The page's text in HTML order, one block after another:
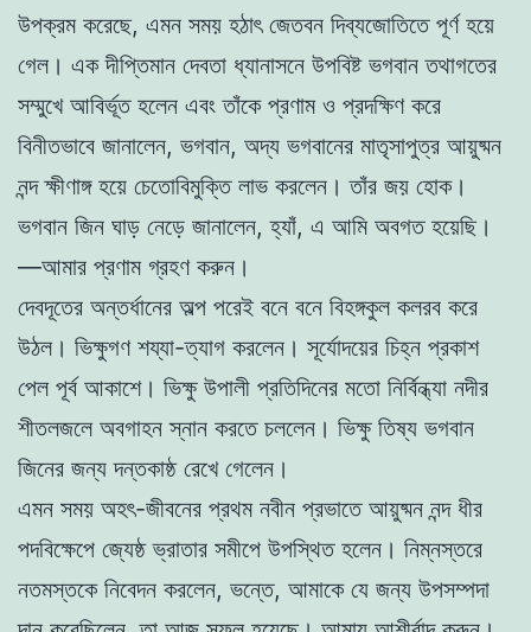
উপক্রম করেছে, এমন সময় হঠাৎ জেতবন দিব্যজোতিতে পূর্ণ হয়ে
গেল। এক দীপ্তিমান দেবতা ধ্যানাসনে উপবিষ্ট ভগবান তথাগতের
সম্মুখে আবির্ভূত হলেন এবং তাঁকে প্রণাম ও প্রদক্ষিণ করে
বিনীতভাবে জানালেন, ভগবান, অদ্য ভগবানের মাতৃসাপুত্র আয়ুষ্মন
নন্দ ক্ষীণাঙ্গ হয়ে চেতোবিমুক্তি লাভ করলেন। তাঁর জয় হোক।
ভগবান জিন ঘাড় নেড়ে জানালেন, হ্যাঁ, এ আমি অবগত হয়েছি।
—আমার প্রণাম গ্রহণ করুন।
দেবদূতের অন্তর্ধানের অল্প পরেই বনে বনে বিহঙ্গকুল কলরব করে
উঠল। ভিক্ষুগণ শয্যা-ত্যাগ করলেন। সূর্যোদয়ের চিহ্ন প্রকাশ
পেল পূর্ব আকাশে। ভিক্ষু উপালী প্রতিদিনের মতো নির্বিন্ধ্যা নদীর
শীতলজলে অবগাহন স্নান করতে চললেন। ভিক্ষু তিষ্য ভগবান
জিনের জন্য দন্তকাষ্ঠ রেখে গেলেন।
এমন সময় অহৎ-জীবনের প্রথম নবীন প্রভাতে আয়ুষ্মন নন্দ ধীর
পদবিক্ষেপে জ্যেষ্ঠ ভ্রাতার সমীপে উপস্থিত হলেন। নিম্নস্তরে
নতমস্তকে নিবেদন করলেন, ভন্তে, আমাকে যে জন্য উপসম্পদা